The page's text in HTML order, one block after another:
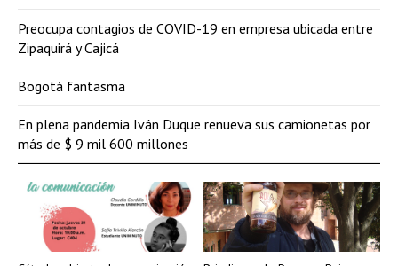
Preocupa contagios de COVID-19 en empresa ubicada entre
Zipaquirá y Cajicá
Bogotá fantasma
En plena pandemia Iván Duque renueva sus camionetas por
más de $ 9 mil 600 millones